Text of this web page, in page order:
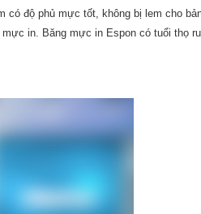
độ phủ mực tốt, không bị lem cho
in. Băng mực in Espon có tuổi thọ